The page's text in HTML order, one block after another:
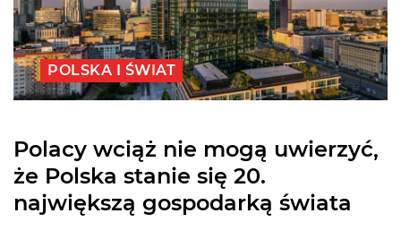
POLSKA I ŚWIAT
Polacy wciąż nie mogą uwierzyć,
że Polska stanie się 20.
największą gospodarką świata